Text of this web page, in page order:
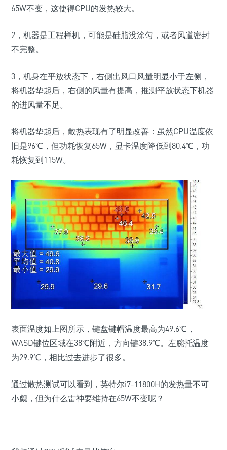
65W不变，这使得CPU的发热较大。
2，机器是工程样机，可能是硅脂没涂匀，或者风道密封
不完整。
3，机身在平放状态下，右侧出风口风量明显小于左侧，
将机器垫起后，右侧的风量有提高，推测平放状态下机器
的进风量不足。
将机器垫起后，散热表现有了明显改善：虽然CPU温度依
旧是96℃，但功耗恢复65W，显卡温度降低到80.4℃，功
耗恢复到115W。
表面温度如上图所示，键盘键帽温度最高为49.6℃，
WASD键位区域在38℃附近，方向键38.9℃。左腕托温度
为29.9℃，相比过去进步了很多。
通过散热测试可以看到，英特尔i7-11800H的发热量不可
小觑，但为什么雷神要维持在65W不变呢？